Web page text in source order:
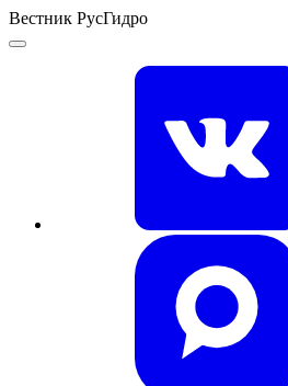
Вестник РусГидро